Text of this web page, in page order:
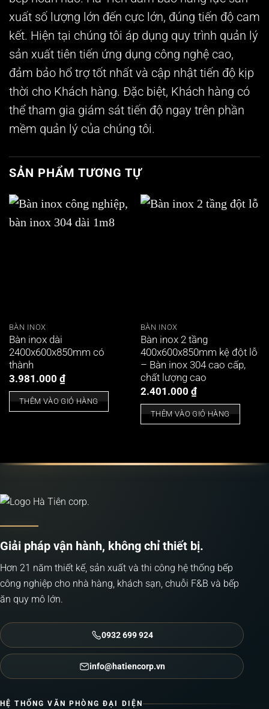
xuất số lượng lớn đến cực lớn, đúng tiến độ cam
kết. Hiện tại chúng tôi áp dụng quy trình quản lý
sản xuất tiên tiến ứng dụng công nghệ cao,
đảm bảo hổ trợ tốt nhất và cập nhật tiến độ kịp
thời cho Khách hàng. Đặc biệt, Khách hàng có
thể tham gia giám sát tiến độ ngay trên phần
mềm quản lý của chúng tôi.
SẢN PHẨM TƯƠNG TỰ
BÀN INOX
Bàn inox dài
2400x600x850mm có
thành
3.981.000 ₫
THÊM VÀO GIỎ HÀNG
BÀN INOX
Bàn inox 2 tầng
400x600x850mm kệ đột lỗ
– Bàn inox 304 cao cấp,
chất lượng cao
2.401.000 ₫
THÊM VÀO GIỎ HÀNG
Giải pháp vận hành, không chỉ thiết bị.
Hơn 21 năm thiết kế, sản xuất và thi công hệ thống bếp
công nghiệp cho nhà hàng, khách sạn, chuỗi F&B và bếp
ăn quy mô lớn.
0932 699 924
info@hatiencorp.vn
HỆ THỐNG VĂN PHÒNG ĐẠI DIỆN